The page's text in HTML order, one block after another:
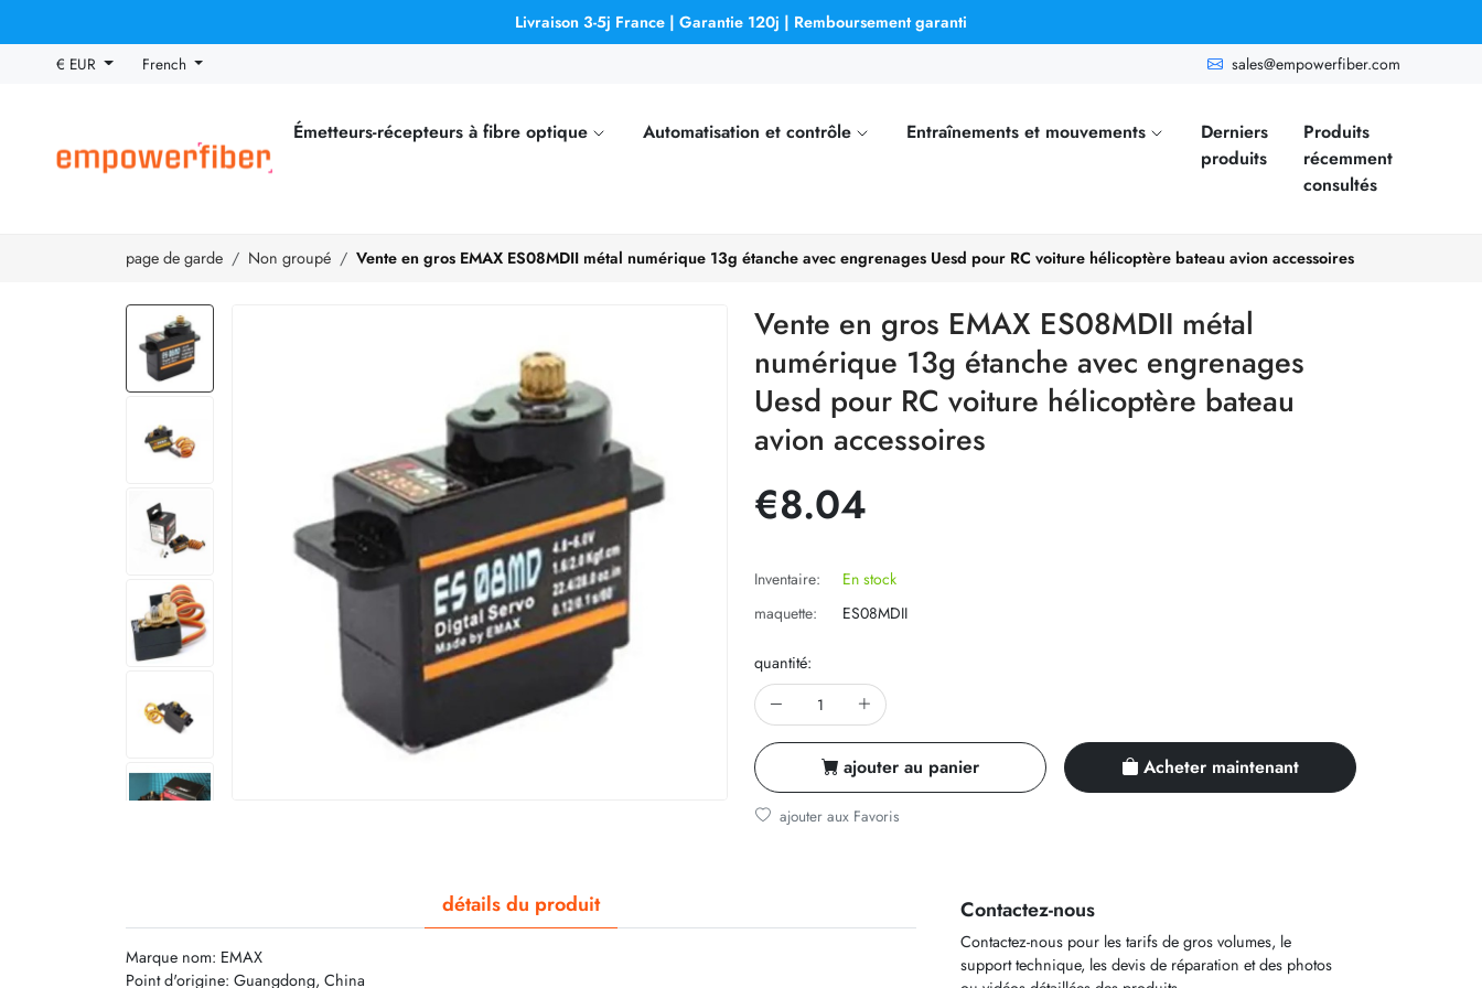
Livraison 3-5j France | Garantie 120j | Remboursement garanti
€ EUR
French sales@empowerfiber.com
Émetteurs-récepteurs à fibre optique Automatisation et contrôle Entraînements et mouvements
Derniers
produits
Produits
récemment
consultés
page de garde Non groupé Vente en gros EMAX ES08MDII métal numérique 13g étanche avec engrenages Uesd pour RC voiture hélicoptère bateau avion accessoires
Vente en gros EMAX ES08MDII métal
numérique 13g étanche avec engrenages
Uesd pour RC voiture hélicoptère bateau
avion accessoires
€8.04
Inventaire:
En stock
maquette:
ES08MDII
quantité:
ajouter au panier Acheter maintenant
ajouter aux Favoris
détails du produit
Marque nom: EMAX
Point d'origine: Guangdong, China
Contactez-nous
Contactez-nous pour les tarifs de gros volumes, le
support technique, les devis de réparation et des photos